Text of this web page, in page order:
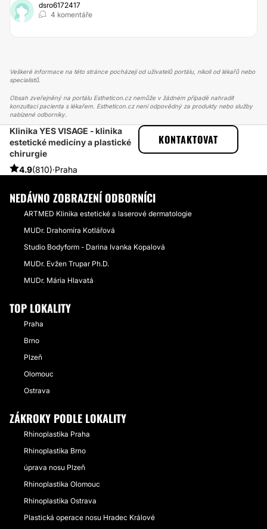
dsro6172417
4 komentáře
Veškeré informace na této stránce pocházejí od uživatelů portálu, nikoli od lékařů nebo
specialistů.
Obsah zveřejněný na portálu Estheticon.cz nemůže v žádném případě nahradit
konzultaci pacienta s lékařem. Estheticon.cz není odpovědný za produkty nebo služby
nabízené odborníky.
Klinika YES VISAGE - klinika
estetické medicíny a plastické
chirurgie
4.9(810)·Praha
KONTAKTOVAT
ESTHETICON
PŘÍBĚHY
PŘÍBĚHY TÝKAJÍCÍ SE ZÁKROKU RHINOPLASTIKA
ZMĚNA TVARU NOSU
NEDÁVNO ZOBRAZENÍ ODBORNÍCI
ARTMED Klinika estetické a laserové dermatologie
MUDr. Drahomíra Kotlářová
Studio Bodyform - Darina Ivanka Kopalová
MUDr. Evžen Trupar Ph.D.
MUDr. Mária Hlavatá
TOP LOKALITY
Praha
Brno
Plzeň
Olomouc
Ostrava
ZÁKROKY PODLE LOKALITY
Rhinoplastika Praha
Rhinoplastika Brno
úprava nosu Plzeň
Rhinoplastika Olomouc
Rhinoplastika Ostrava
Plastická operace nosu Hradec Králové